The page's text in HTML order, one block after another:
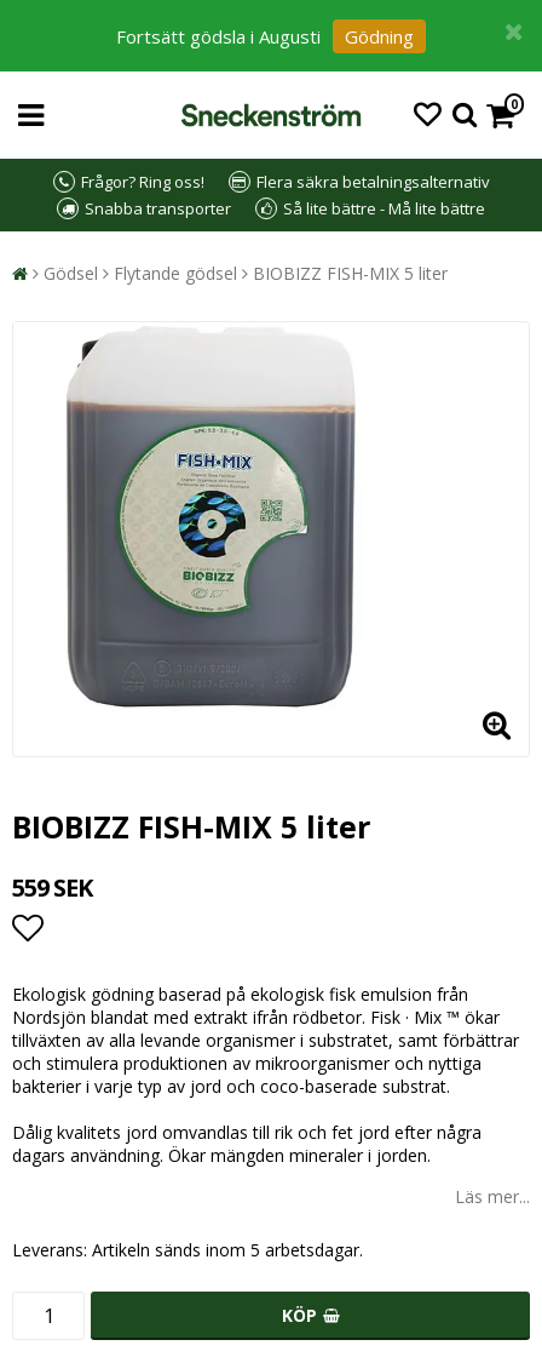
Fortsätt gödsla i Augusti Gödning
0
Frågor? Ring oss!
Flera säkra betalningsalternativ
Snabba transporter
Så lite bättre - Må lite bättre
Gödsel Flytande gödsel BIOBIZZ FISH-MIX 5 liter
BIOBIZZ FISH-MIX 5 liter
559 SEK
Lägg till i favoritlistan
Ekologisk gödning baserad på ekologisk fisk emulsion från
Nordsjön blandat med extrakt ifrån rödbetor. Fisk · Mix ™ ökar
tillväxten av alla levande organismer i substratet, samt förbättrar
och stimulera produktionen av mikroorganismer och nyttiga
bakterier i varje typ av jord och coco-baserade substrat.
Dålig kvalitets jord omvandlas till rik och fet jord efter några
dagars användning. Ökar mängden mineraler i jorden.
Läs mer...
Leverans: Artikeln sänds inom 5 arbetsdagar.
KÖP